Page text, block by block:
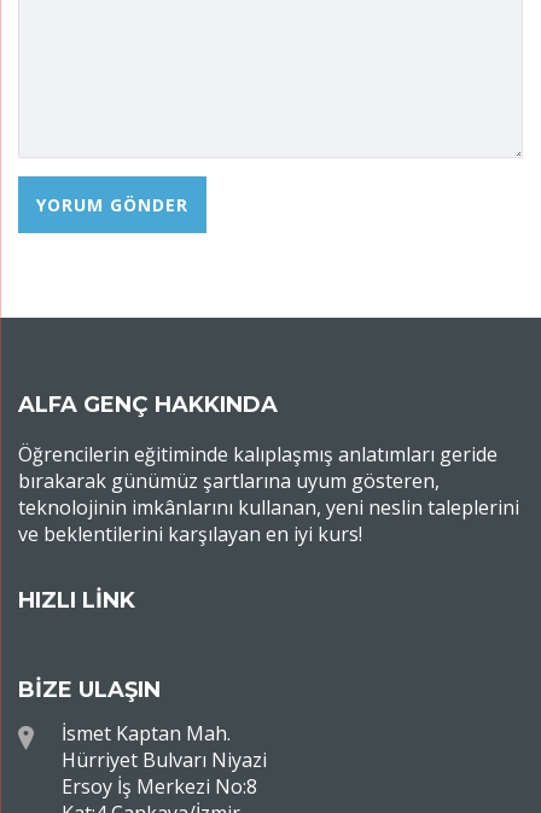
ALFA GENÇ HAKKINDA
Öğrencilerin eğitiminde kalıplaşmış anlatımları geride
bırakarak günümüz şartlarına uyum gösteren,
teknolojinin imkânlarını kullanan, yeni neslin taleplerini
ve beklentilerini karşılayan en iyi kurs!
HIZLI LİNK
BİZE ULAŞIN
İsmet Kaptan Mah.
Hürriyet Bulvarı Niyazi
Ersoy İş Merkezi No:8